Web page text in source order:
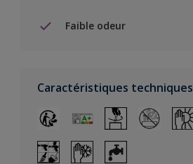
Faible odeur
Caractéristiques techniques